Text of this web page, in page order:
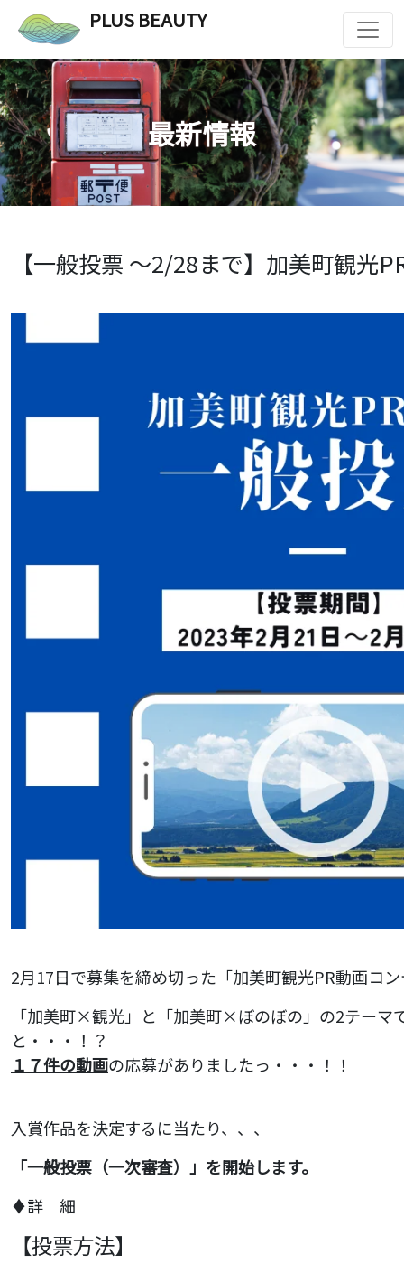
PLUS BEAUTY
最新情報
【一般投票 ～2/28まで】加美町観光
2月17日で募集を締め切った 「加美町観光PR動画コ
「加美町×観光」と「加美町×ぼのぼの」の2テーマ
と・・・！？
１７件の動画の応募がありましたっ・・・！！
入賞作品を決定するに当たり、、、
「一般投票（一次審査）」を開始します。
♦詳 細
【投票方法】